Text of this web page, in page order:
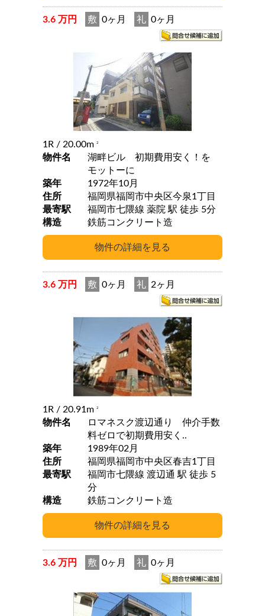
3.6 万円 敷 0ヶ月 礼 0ヶ月
1R / 20.00m 2
物件名
湖畔ビル 初期費用安く！を
モットーに
築年
1972年10月
住所
福岡県福岡市中央区今泉1丁目
最寄駅
福岡市七隈線 薬院 駅 徒歩 5分
構造
鉄筋コンクリート造
3.6 万円 敷 0ヶ月 礼 2ヶ月
1R / 20.91m 2
物件名
ロマネスク渡辺通り 仲介手数
料ゼロで初期費用安く..
築年
1989年02月
住所
福岡県福岡市中央区春吉1丁目
最寄駅
福岡市七隈線 渡辺通 駅 徒歩 5
分
構造
鉄筋コンクリート造
3.6 万円 敷 0ヶ月 礼 0ヶ月